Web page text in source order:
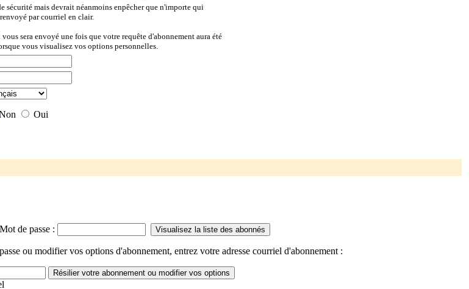
sécurité mais devrait néanmoins enpêcher que n'importe qui
par courriel en clair.
sera envoyé une fois que votre requête d'abonnement aura été
vous visualisez vos options personnelles.
Oui
Mot de passe :
ou modifier vos options d'abonnement, entrez votre adresse courriel d'abonnement :